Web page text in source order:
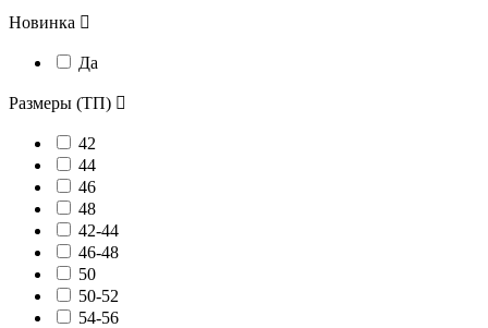
Новинка 
Да
Размеры (ТП) 
42
44
46
48
42-44
46-48
50
50-52
54-56